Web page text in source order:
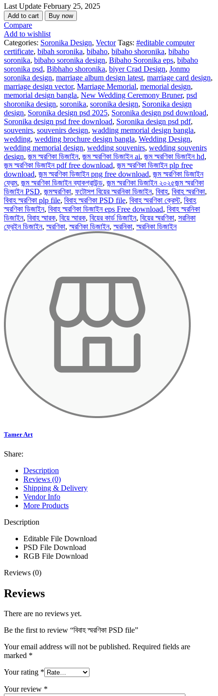
Last Update February 25, 2025
বিবাহ
স্মরণিকা
PSD
file
quantity
Add to cart Buy now
Compare
Add to wishlist
Categories: Soronika Design, Vector Tags: #editable computer
certificate, bibah soronika, bibaho, bibaho shoronika, bibaho
soronika, bibaho soronika design, Bibaho Soronika eps, bibaho
soronika psd, Bibhaho shoronika, biyer Crad Design, Jonmo
soronika design, marriage album design latest, marriage card design,
marriage design vector, Marriage Memorial, memorial design,
memorial design bangla, New Wedding Ceremony Bruner, psd
shoronika design, soronika, soronika design, Soronika design
design, Soronika design psd 2025, Soronika design psd download,
Soronika design psd free download, Soronika design psd pdf,
souvenirs, souvenirs design, wadding memorial design bangla,
wedding, wedding brochure design bangla, Wedding Design,
wedding memorial design, wedding souvenirs, wedding souvenirs
design, জন্ম স্মরণিকা ডিজাইন, জন্ম স্মরণিকা ডিজাইন ai, জন্ম স্মরণিকা ডিজাইন hd,
জন্ম স্মরণিকা ডিজাইন pdf free download, জন্ম স্মরণিকা ডিজাইন plp free
download, জন্ম স্মরণিকা ডিজাইন png free download, জন্ম স্মরণিকা ডিজাইন
ফ্রেম, জন্ম স্মরণিকা ডিজাইন ব্যাকগ্রাউন্ড, জন্ম স্মরণিকা ডিজাইন ২০২৫জন্ম স্মরণিকা
ডিজাইন PSD, জন্মস্মরণিকা, ফটোসপ বিয়ের স্মরনিকা ডিজাইন, বিবাহ, বিবাহ স্মরণিকা,
বিবাহ স্মরণিকা plp file, বিবাহ স্মরণিকা PSD file, বিবাহ স্মরণিকা ক্রেস্ট, বিবাহ
স্মরণিকা ডিজাইন, বিবাহ স্মরণিকা ডিজাইন eps Free download, বিবাহ স্মরনিকা
ডিজাইন, বিবাহ স্মারক, বিয়ে স্মারক, বিয়ের কার্ড ডিজাইন, বিয়ের স্মরণিকা, সরনিকা
ফ্রেইন ডিজাইন, স্মরণিকা, স্মরণিকা ডিজাইন, স্মরনিকা, স্মরনিকা ডিজাইন
Tamer Art
Share:
Description
Reviews (0)
Shipping & Delivery
Vendor Info
More Products
Description
Editable File Download
PSD File Download
RGB File Download
Reviews (0)
Reviews
There are no reviews yet.
Be the first to review “বিবাহ স্মরণিকা PSD file”
Your email address will not be published. Required fields are
marked *
Your rating *
Your review *